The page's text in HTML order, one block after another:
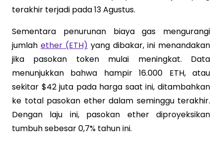
terakhir terjadi pada 13 Agustus.
Sementara penurunan biaya gas mengurangi
jumlah ether (ETH) yang dibakar, ini menandakan
jika pasokan token mulai meningkat. Data
menunjukkan bahwa hampir 16.000 ETH, atau
sekitar $42 juta pada harga saat ini, ditambahkan
ke total pasokan ether dalam seminggu terakhir.
Dengan laju ini, pasokan ether diproyeksikan
tumbuh sebesar 0,7% tahun ini.